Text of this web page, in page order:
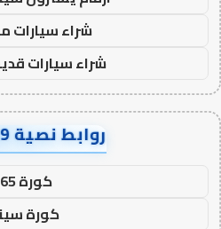
شراء سيارات
شراء سيارات
روابط نصية AA67449
كورة 365
كورة